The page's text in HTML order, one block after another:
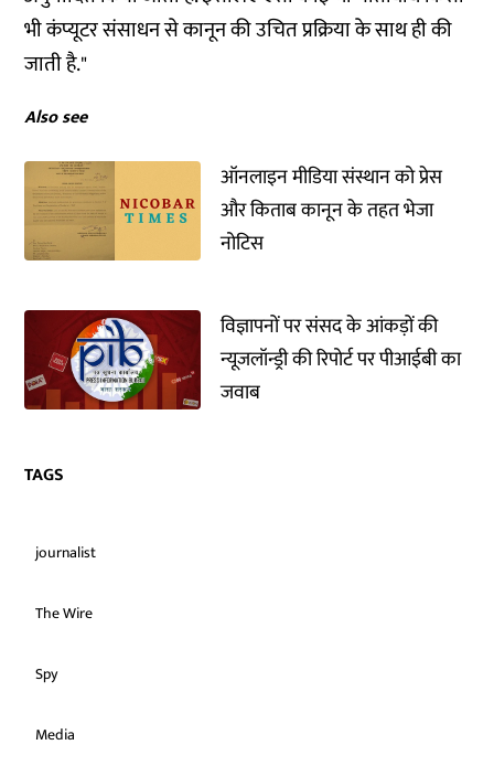
भी कंप्यूटर संसाधन से कानून की उचित प्रक्रिया के साथ ही की
जाती है."
Also see
ऑनलाइन मीडिया संस्थान को प्रेस
और किताब कानून के तहत भेजा
नोटिस
विज्ञापनों पर संसद के आंकड़ों की
न्यूजलॉन्ड्री की रिपोर्ट पर पीआईबी का
जवाब
TAGS
journalist
The Wire
Spy
Media